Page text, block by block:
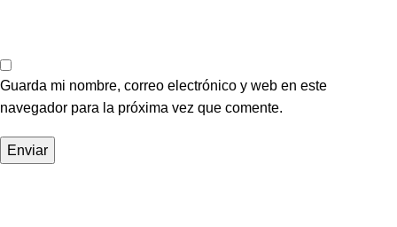
Guarda mi nombre, correo electrónico y web en este
navegador para la próxima vez que comente.